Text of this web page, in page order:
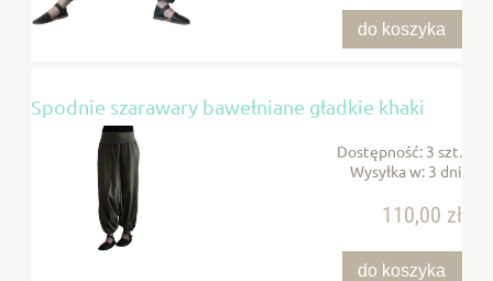
do koszyka
Spodnie szarawary bawełniane gładkie khaki
Dostępność: 3 szt.
Wysyłka w: 3 dni
110,00 zł
do koszyka